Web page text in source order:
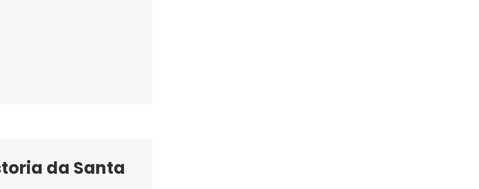
da Santa